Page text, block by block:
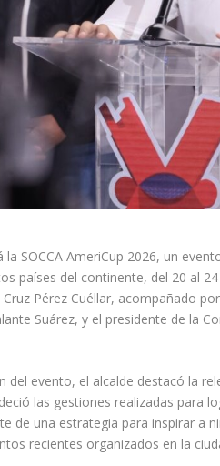
la SOCCA AmeriCup 2026, un
países del continente, del 20 al
Pérez Cuéllar, acompañado
Suárez, y el presidente de la
del evento, el alcalde destacó la
las gestiones realizadas para
de una estrategia para inspirar a
recientes organizados en la